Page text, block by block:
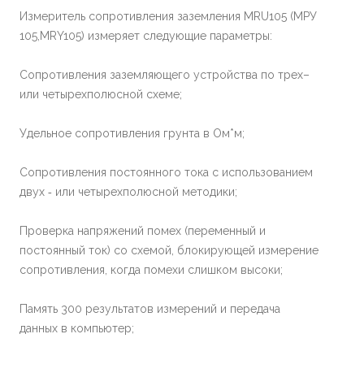
Измеритель сопротивления заземления MRU105 (МРУ
105,MRY105) измеряет следующие параметры:
Сопротивления заземляющего устройства по трех–
или четырехполюсной схеме;
Удельное сопротивления грунта в Ом*м;
Сопротивления постоянного тока с использованием
двух ‐ или четырехполюсной методики;
Проверка напряжений помех (переменный и
постоянный ток) со схемой, блокирующей измерение
сопротивления, когда помехи слишком высоки;
Память 300 результатов измерений и передача
данных в компьютер;